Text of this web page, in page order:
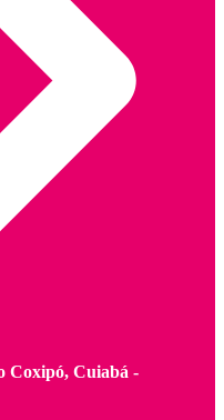
Coxipó, Cuiabá -